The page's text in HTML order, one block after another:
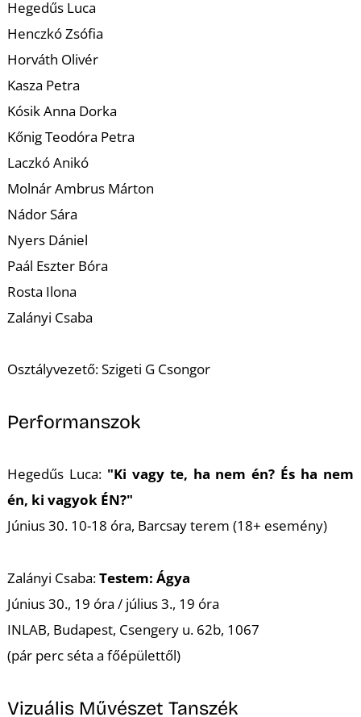
Hegedűs Luca
Henczkó Zsófia
Horváth Olivér
Kasza Petra
Kósik Anna Dorka
Kőnig Teodóra Petra
Laczkó Anikó
Molnár Ambrus Márton
Nádor Sára
Nyers Dániel
Paál Eszter Bóra
Rosta Ilona
Zalányi Csaba
Osztályvezető: Szigeti G Csongor
Performanszok
Hegedűs Luca: "Ki vagy te, ha nem én? És ha nem
én, ki vagyok ÉN?"
Június 30. 10-18 óra, Barcsay terem (18+ esemény)
Zalányi Csaba:Testem: Ágya
Június 30., 19 óra / július 3., 19 óra
INLAB, Budapest, Csengery u. 62b, 1067
(pár perc séta a főépülettől)
Vizuális Művészet Tanszék